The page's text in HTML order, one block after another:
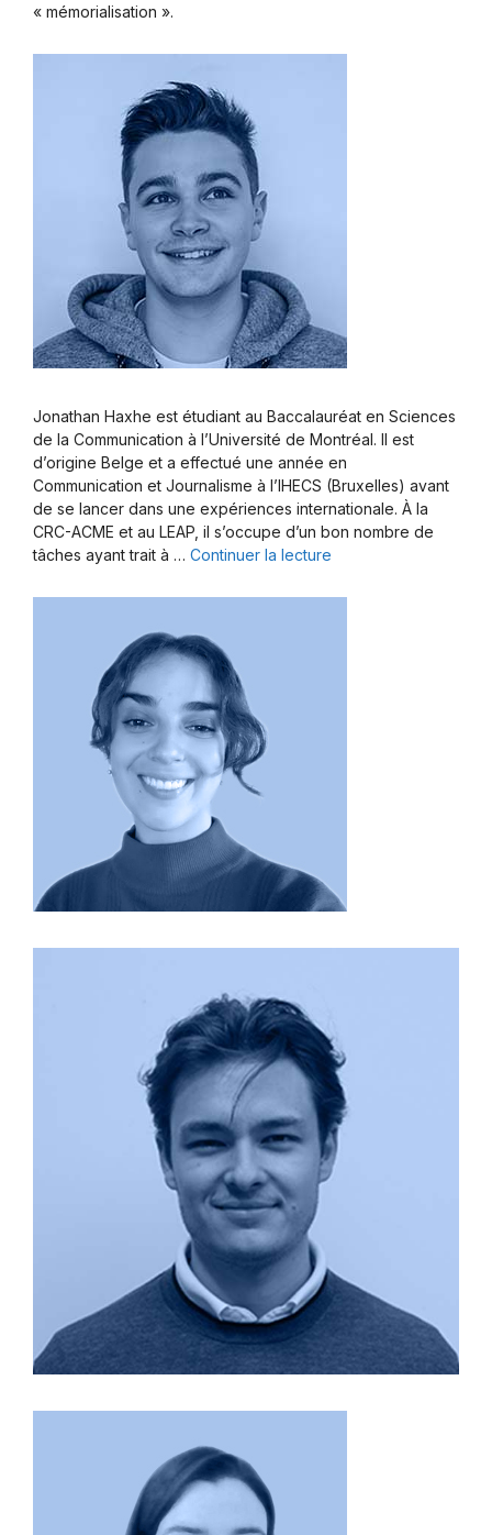
« mémorialisation ».
Jonathan Haxhe est étudiant au Baccalauréat en Sciences
de la Communication à l’Université de Montréal. Il est
d’origine Belge et a effectué une année en
Communication et Journalisme à l’IHECS (Bruxelles) avant
de se lancer dans une expériences internationale. À la
CRC-ACME et au LEAP, il s’occupe d’un bon nombre de
tâches ayant trait à … Continuer la lecture